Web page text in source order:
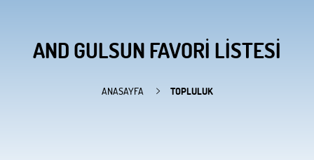
AND GULSUN FAVORI LISTESI
ANASAYFA TOPLULUK